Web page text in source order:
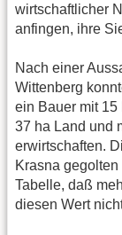
wirtschaftlicher
anfingen, ihre
Nach einer
Wittenberg
ein Bauer mit
37 ha Land und
erwirtschaften.
Krasna
Tabelle, daß
diesen Wert